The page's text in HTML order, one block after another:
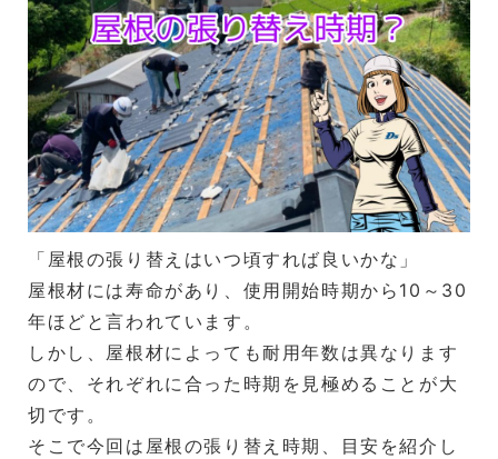
「屋根の張り替えはいつ頃すれば良いかな」
屋根材には寿命があり、使用開始時期から10～30
年ほどと言われています。
しかし、屋根材によっても耐用年数は異なります
ので、それぞれに合った時期を見極めることが大
切です。
そこで今回は屋根の張り替え時期、目安を紹介し